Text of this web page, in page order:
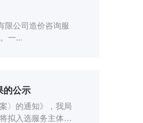
限公司造价咨询服
一...
的公示
〉的通知》，我局
拟入选服务主体名